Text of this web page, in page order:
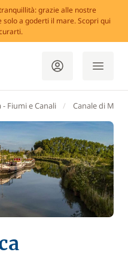
grazie alle nostre
a goderti il mare. Scopri qui
- Fiumi e Canali Canale di Midi